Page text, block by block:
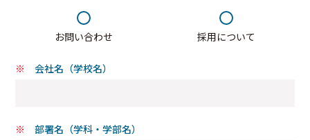
お問い合わせ 採用について
会社名（学校名）
部署名（学科・学部名）